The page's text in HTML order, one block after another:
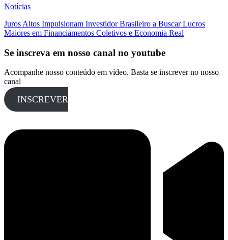
Notícias
Juros Altos Impulsionam Investidor Brasileiro a Buscar Lucros
Maiores em Financiamentos Coletivos e Economia Real
Se inscreva em nosso canal no youtube
Acompanhe nosso conteúdo em vídeo. Basta se inscrever no nosso
canal
INSCREVER